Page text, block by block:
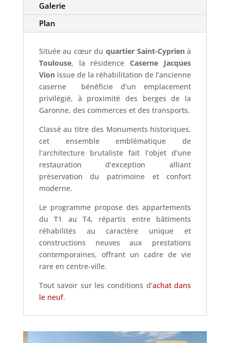
Galerie
Plan
Située au cœur duquartier Saint-Cyprienà
Toulouse, la résidenceCaserne Jacques
Vionissue de la réhabilitation de l’ancienne
caserne bénéficie d’un emplacement
privilégié, à proximité des berges de la
Garonne, des commerces et des transports.
Classé au titre des Monuments historiques,
cet ensemble emblématique de
l’architecture brutaliste fait l’objet d’une
restauration d’exception alliant
préservation du patrimoine et confort
moderne.
Le programme propose des appartements
du T1 au T4, répartis entre bâtiments
réhabilités au caractère unique et
constructions neuves aux prestations
contemporaines, offrant un cadre de vie
rare en centre-ville.
Tout savoir sur les conditions d’achat dans
le neuf.